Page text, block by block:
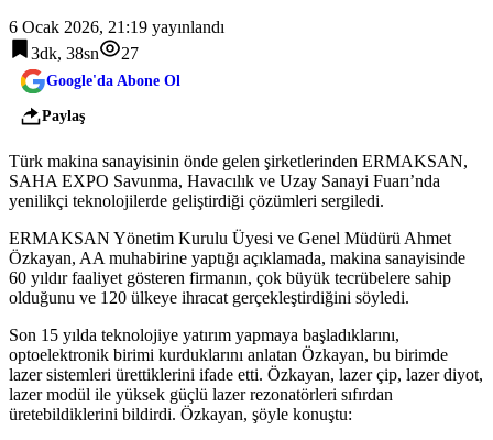
6 Ocak 2026, 21:19 yayınlandı
3dk, 38sn
27
Google'da Abone Ol
Paylaş
Türk makina sanayisinin önde gelen şirketlerinden ERMAKSAN,
SAHA EXPO Savunma, Havacılık ve Uzay Sanayi Fuarı’nda
yenilikçi teknolojilerde geliştirdiği çözümleri sergiledi.
ERMAKSAN Yönetim Kurulu Üyesi ve Genel Müdürü Ahmet
Özkayan, AA muhabirine yaptığı açıklamada, makina sanayisinde
60 yıldır faaliyet gösteren firmanın, çok büyük tecrübelere sahip
olduğunu ve 120 ülkeye ihracat gerçekleştirdiğini söyledi.
Son 15 yılda teknolojiye yatırım yapmaya başladıklarını,
optoelektronik birimi kurduklarını anlatan Özkayan, bu birimde
lazer sistemleri ürettiklerini ifade etti. Özkayan, lazer çip, lazer diyot,
lazer modül ile yüksek güçlü lazer rezonatörleri sıfırdan
üretebildiklerini bildirdi. Özkayan, şöyle konuştu: